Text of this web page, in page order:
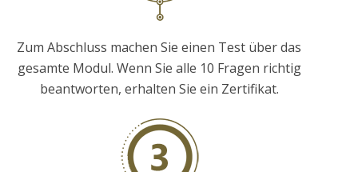
Zum Abschluss machen Sie einen Test über das
gesamte Modul. Wenn Sie alle 10 Fragen richtig
beantworten, erhalten Sie ein Zertifikat.